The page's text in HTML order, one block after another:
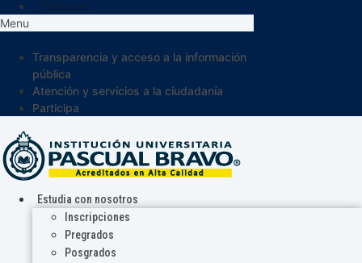
Menu
Transparencia y acceso a la información
pública
Atención y servicios a la ciudadanía
Participa
Estudia con nosotros
Inscripciones
Pregrados
Posgrados